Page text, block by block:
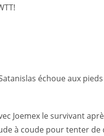
échoue aux
Joemex le survivant
à coude pour tenter